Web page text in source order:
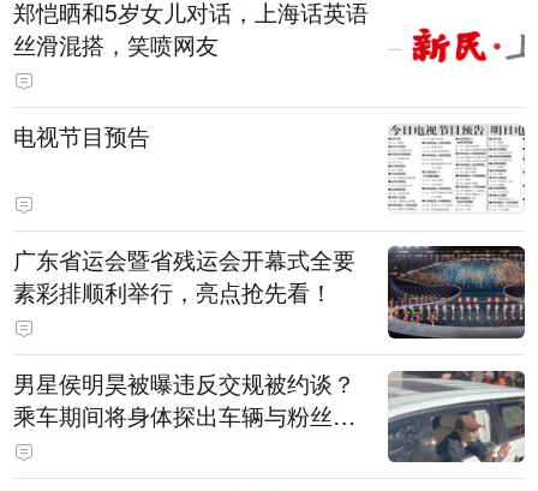
郑恺晒和5岁女儿对话，上海话英语
丝滑混搭，笑喷网友
电视节目预告
广东省运会暨省残运会开幕式全要
素彩排顺利举行，亮点抢先看！
男星侯明昊被曝违反交规被约谈？
乘车期间将身体探出车辆与粉丝打
招呼，当地交警回应